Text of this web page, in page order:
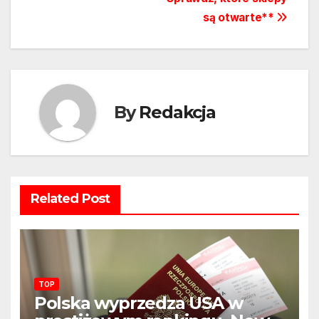
są otwarte**
ByRedakcja
Related Post
TOP
Polska wyprzedza USA w